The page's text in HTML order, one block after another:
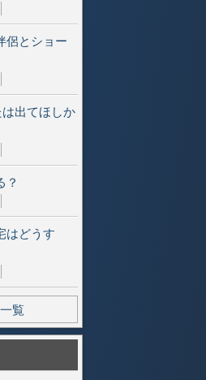
侶とショー
出てほしか
？
はどうす
覧